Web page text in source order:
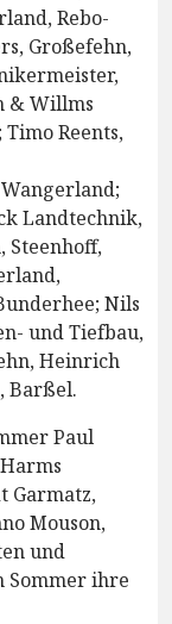
Rebo-
Großefehn,
& Willms
Reents,
Landtechnik,
Steenhoff,
Nils
und Tiefbau,
Heinrich
Barßel.
Paul
Garmatz,
Mouson,
und
Sommer ihre